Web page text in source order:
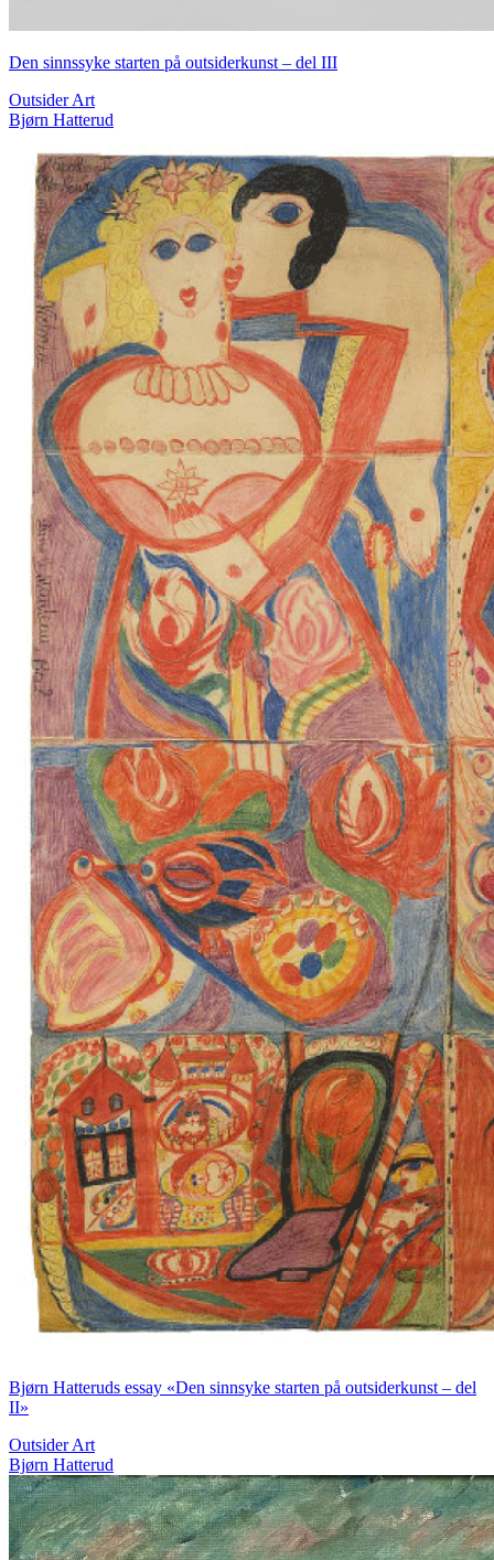
Den sinnssyke starten på outsiderkunst – del III
Outsider Art
Bjørn Hatterud
Bjørn Hatteruds essay «Den sinnsyke starten på outsiderkunst – del
II»
Outsider Art
Bjørn Hatterud